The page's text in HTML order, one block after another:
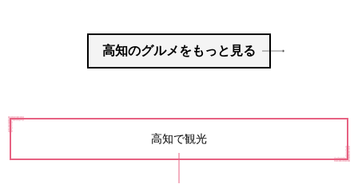
高知のグルメをもっと見る
高知で観光